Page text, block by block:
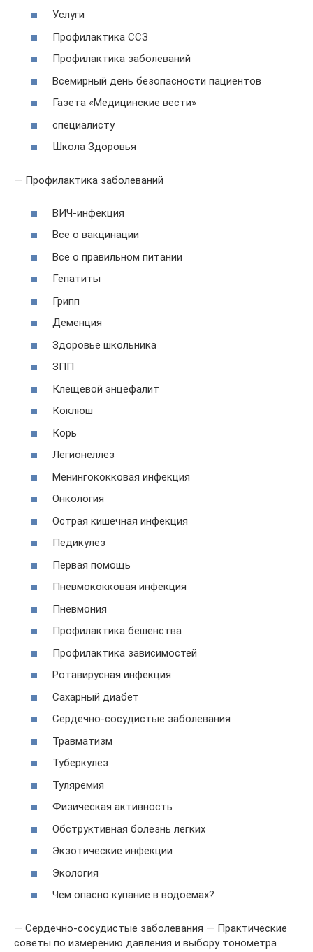
Услуги
Профилактика ССЗ
Профилактика заболеваний
Всемирный день безопасности пациентов
Газета «Медицинские вести»
специалисту
Школа Здоровья
— Профилактика заболеваний
ВИЧ-инфекция
Все о вакцинации
Все о правильном питании
Гепатиты
Грипп
Деменция
Здоровье школьника
ЗПП
Клещевой энцефалит
Коклюш
Корь
Легионеллез
Менингококковая инфекция
Онкология
Острая кишечная инфекция
Педикулез
Первая помощь
Пневмококковая инфекция
Пневмония
Профилактика бешенства
Профилактика зависимостей
Ротавирусная инфекция
Сахарный диабет
Сердечно-сосудистые заболевания
Травматизм
Туберкулез
Туляремия
Физическая активность
Обструктивная болезнь легких
Экзотические инфекции
Экология
Чем опасно купание в водоёмах?
— Сердечно-сосудистые заболевания — Практические
советы по измерению давления и выбору тонометра